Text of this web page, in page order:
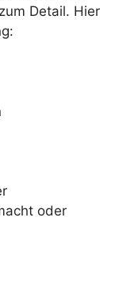
Detail. Hier
oder